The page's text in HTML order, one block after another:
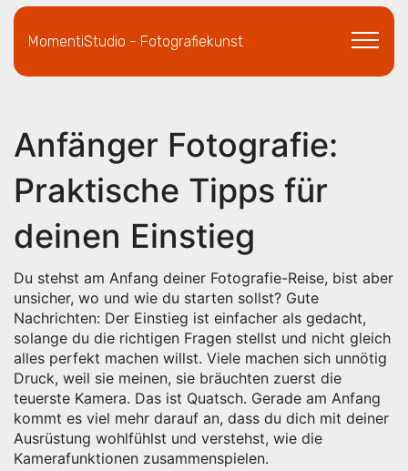
MomentiStudio - Fotografiekunst
Anfänger Fotografie:
Praktische Tipps für
deinen Einstieg
Du stehst am Anfang deiner Fotografie-Reise, bist aber
unsicher, wo und wie du starten sollst? Gute
Nachrichten: Der Einstieg ist einfacher als gedacht,
solange du die richtigen Fragen stellst und nicht gleich
alles perfekt machen willst. Viele machen sich unnötig
Druck, weil sie meinen, sie bräuchten zuerst die
teuerste Kamera. Das ist Quatsch. Gerade am Anfang
kommt es viel mehr darauf an, dass du dich mit deiner
Ausrüstung wohlfühlst und verstehst, wie die
Kamerafunktionen zusammenspielen.